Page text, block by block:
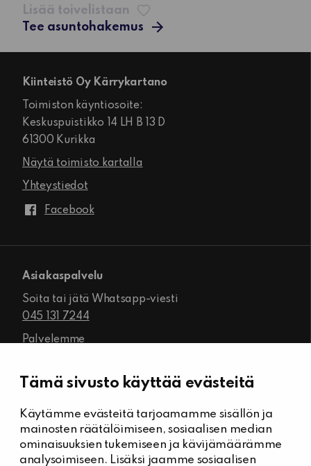
Tämä sivusto käyttää evästeitä
Käytämme evästeitä tarjoamamme sisällön ja
mainosten räätälöimiseen, sosiaalisen median
ominaisuuksien tukemiseen ja kävijämäärämme
analysoimiseen. Lisäksi jaamme sosiaalisen
Lisää toivelistaan
Tee asuntohakemus
Kiinteistö Oy Kärrykartano
Toimiston käyntiosoite:
Keskuspuistikko 14 LH B 13 D
61300 Kurikka
Näytä toimisto kartalla
Yhteystiedot
Facebook
Asiakaspalvelu
Soita tai jätä Whatsapp-viesti
045 131 7244
Palvelemme
Kiinteistöhuolto
Päivystysnumero, Kiinteistöässät
044 704 7632